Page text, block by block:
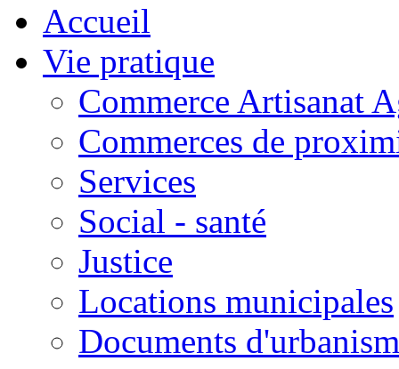
Accueil
Vie pratique
Commerce Artisanat
Commerces de
Services
Social - santé
Justice
Locations municipales
Documents